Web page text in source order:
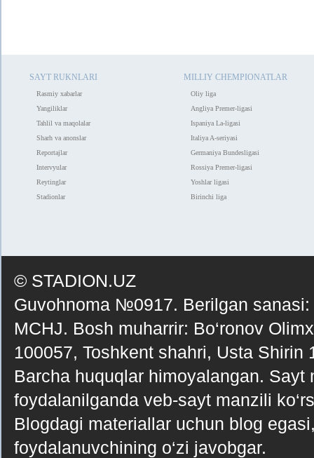
SAYT RUKNLARI
Rasmiy xabarlar
Yangiliklar
Tahlil va maqolalar
Sharh va anonslar
Reportajlar
Intervyular
Reytinglar
Stadionlar
MILLIY CHEMPIONATLAR
Oliy liga
Angliya Premer-ligasi
Ispaniya La-ligasi
Italiya A-seriyasi
Germaniya Bundesligasi
Rossiya Premer-ligasi
Yoshlar ligasi
Birinchi liga
© STADION.UZ
Guvohnoma №0917. Berilgan
MCHJ. Bosh muharrir: Bo‘ronov
100057, Toshkent shahri, Usta
Barcha huquqlar himoyalangan. Sayt
foydalanilganda veb-sayt manzili
Blogdagi materiallar uchun blog
foydalanuvchining o‘zi javobgar.